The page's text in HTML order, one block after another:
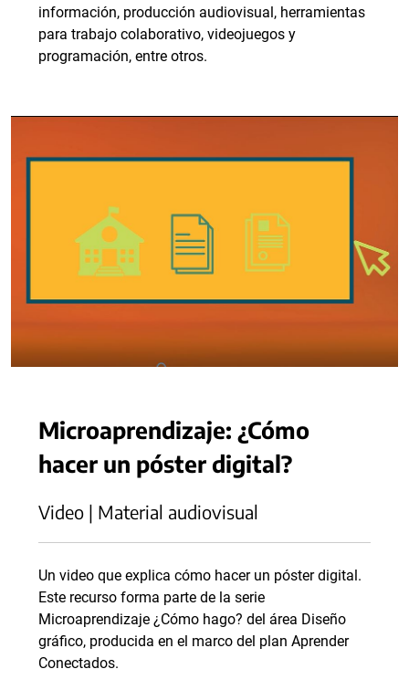
información, producción audiovisual, herramientas
para trabajo colaborativo, videojuegos y
programación, entre otros.
Microaprendizaje: ¿Cómo
hacer un póster digital?
Video | Material audiovisual
Un video que explica cómo hacer un póster digital.
Este recurso forma parte de la serie
Microaprendizaje ¿Cómo hago? del área Diseño
gráfico, producida en el marco del plan Aprender
Conectados.